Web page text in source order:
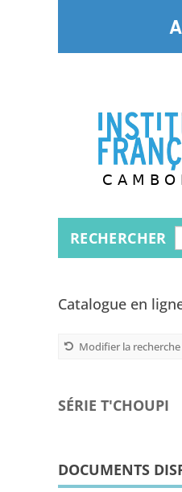
RECHERCHER
Catalogue en
Modifier la recherche
SÉRIE T'CHOUPI
DOCUMENTS